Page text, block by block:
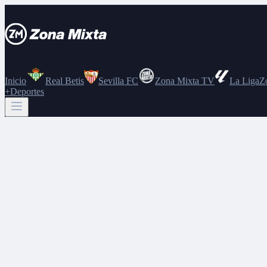
Inicio Real Betis Sevilla FC Zona Mixta TV La Liga
+Deportes